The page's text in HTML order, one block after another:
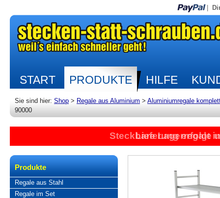
START PRODUKTE HILFE
Sie sind hier: Shop > Regale aus Aluminium > Aluminiumregale
90000
Steckbare Lagerregale
Lieferung erfolgt
Produkte
Regale aus Stahl
Regale im Set